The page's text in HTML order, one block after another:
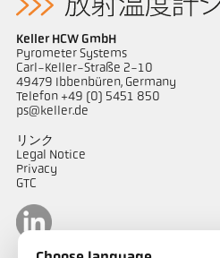
Keller HCW GmbH
Pyrometer Systems
Carl-Keller-Straße 2-10
49479 Ibbenbüren, Germany
Telefon +49 (0) 5451 850
ps@keller.de
リンク
Legal Notice
Privacy
GTC